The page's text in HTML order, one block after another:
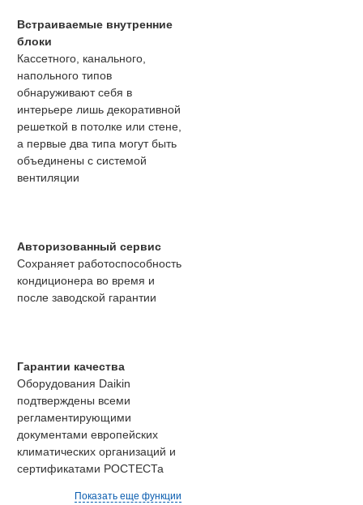
Встраиваемые внутренние
блоки
Кассетного, канального,
напольного типов
обнаруживают себя в
интерьере лишь декоративной
решеткой в потолке или стене,
а первые два типа могут быть
объединены с системой
вентиляции
Авторизованный сервис
Сохраняет работоспособность
кондиционера во время и
после заводской гарантии
Гарантии качества
Оборудования Daikin
подтверждены всеми
регламентирующими
документами европейских
климатических организаций и
сертификатами РОСТЕСТа
Показать еще функции